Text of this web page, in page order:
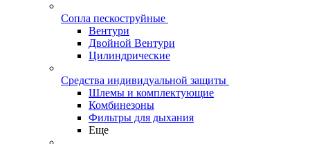
Сопла пескоструйные
Вентури
Двойной Вентури
Цилиндрические
Средства индивидуальной защиты
Шлемы и комплектующие
Комбинезоны
Фильтры для дыхания
Еще